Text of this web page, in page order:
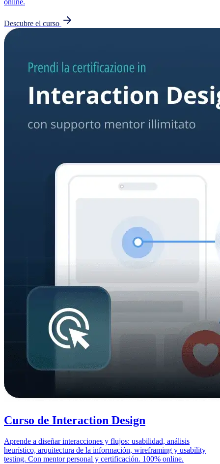
online.
Descubre el curso
Curso de Interaction Design
Aprende a diseñar interacciones y flujos: usabilidad, análisis
heurístico, arquitectura de la información, wireframing y usability
testing. Con mentor personal y certificación. 100% online.